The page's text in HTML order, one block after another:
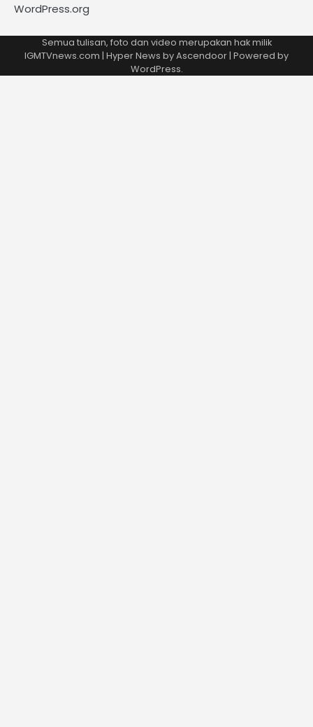
WordPress.org
Semua tulisan, foto dan video merupakan hak milik
IGMTVnews.com | Hyper News byAscendoor| Powered by
WordPress.